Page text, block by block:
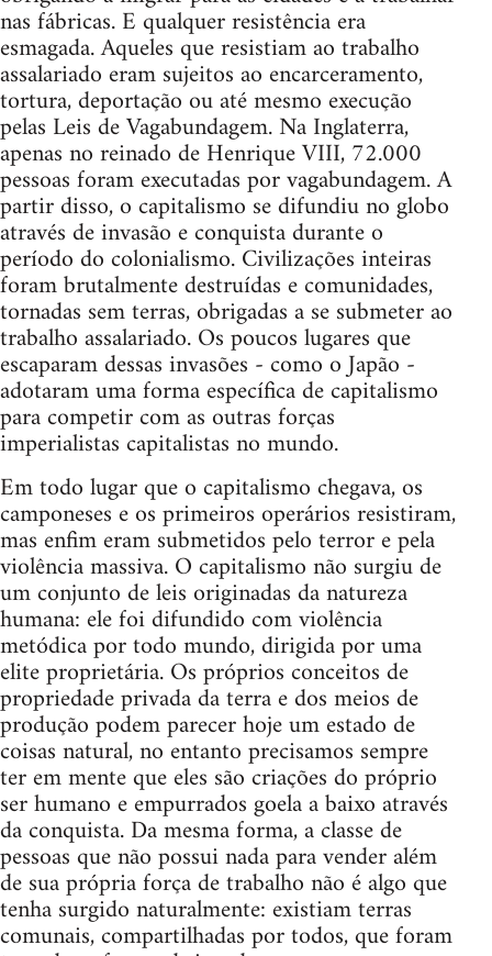
nas fábricas. E qualquer resistência era
esmagada. Aqueles que resistiam ao trabalho
assalariado eram sujeitos ao encarceramento,
tortura, deportação ou até mesmo execução
pelas Leis de Vagabundagem. Na Inglaterra,
apenas no reinado de Henrique VIII, 72.000
pessoas foram executadas por vagabundagem. A
partir disso, o capitalismo se difundiu no globo
através de invasão e conquista durante o
período do colonialismo. Civilizações inteiras
foram brutalmente destruídas e comunidades,
tornadas sem terras, obrigadas a se submeter ao
trabalho assalariado. Os poucos lugares que
escaparam dessas invasões - como o Japão -
adotaram uma forma específica de capitalismo
para competir com as outras forças
imperialistas capitalistas no mundo.
Em todo lugar que o capitalismo chegava, os
camponeses e os primeiros operários resistiram,
mas enfim eram submetidos pelo terror e pela
violência massiva. O capitalismo não surgiu de
um conjunto de leis originadas da natureza
humana: ele foi difundido com violência
metódica por todo mundo, dirigida por uma
elite proprietária. Os próprios conceitos de
propriedade privada da terra e dos meios de
produção podem parecer hoje um estado de
coisas natural, no entanto precisamos sempre
ter em mente que eles são criações do próprio
ser humano e empurrados goela a baixo através
da conquista. Da mesma forma, a classe de
pessoas que não possui nada para vender além
de sua própria força de trabalho não é algo que
tenha surgido naturalmente: existiam terras
comunais, compartilhadas por todos, que foram